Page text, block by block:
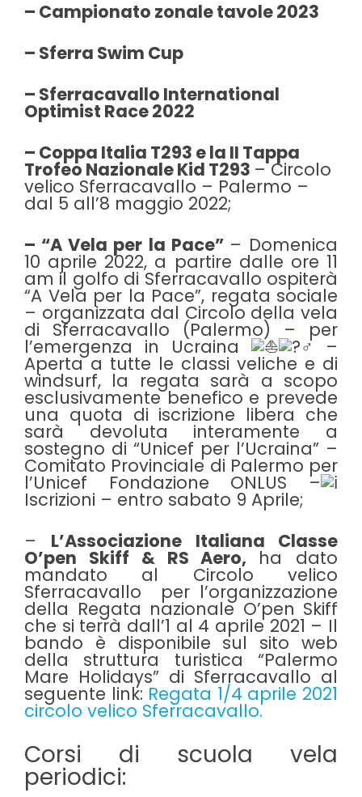
– Campionato zonale tavole 2023
– Sferra Swim Cup
– Sferracavallo International
Optimist Race 2022
– Coppa Italia T293 e la II Tappa
Trofeo Nazionale Kid T293 – Circolo
velico Sferracavallo – Palermo –
dal 5 all’8 maggio 2022;
– “A Vela per la Pace” – Domenica
10 aprile 2022, a partire dalle ore 11
am il golfo di Sferracavallo ospiterà
“A Vela per la Pace”, regata sociale
– organizzata dal Circolo della vela
di Sferracavallo (Palermo) – per
l’emergenza in Ucraina –
Aperta a tutte le classi veliche e di
windsurf, la regata sarà a scopo
esclusivamente benefico e prevede
una quota di iscrizione libera che
sarà devoluta interamente a
sostegno di “Unicef per l’Ucraina” –
Comitato Provinciale di Palermo per
l’Unicef Fondazione ONLUS –
Iscrizioni – entro sabato 9 Aprile;
– L’Associazione Italiana Classe
O’pen Skiff & RS Aero, ha dato
mandato al Circolo velico
Sferracavallo per l’organizzazione
della Regata nazionale O’pen Skiff
che si terrà dall’1 al 4 aprile 2021 – Il
bando è disponibile sul sito web
della struttura turistica “Palermo
Mare Holidays” di Sferracavallo al
seguente link: Regata 1/4 aprile 2021
circolo velico Sferracavallo.
Corsi di scuola vela
periodici: